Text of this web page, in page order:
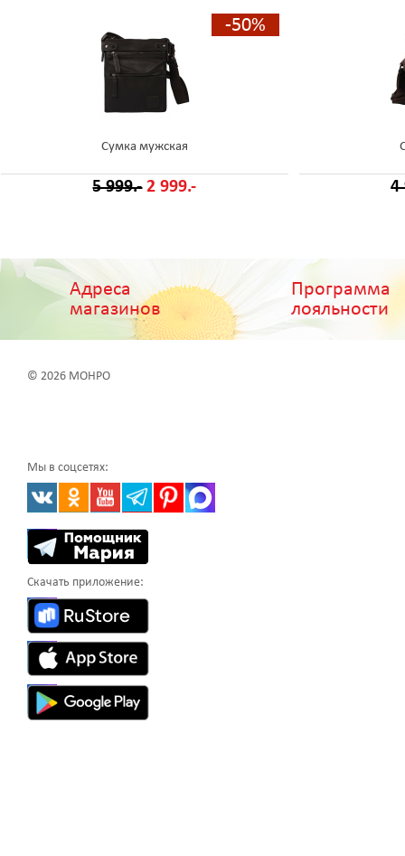
-50%
Сумка мужская
5 999.- 2 999.- 4
Адреса
магазинов
Программа
лояльности
© 2026 МОНРО
Мы в соцсетях:
Скачать приложение: